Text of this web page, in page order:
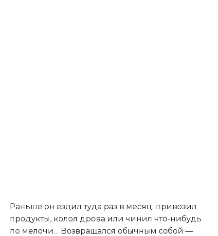
Раньше он ездил туда раз в месяц: привозил
продукты, колол дрова или чинил что-нибудь
по мелочи… Возвращался обычным собой —